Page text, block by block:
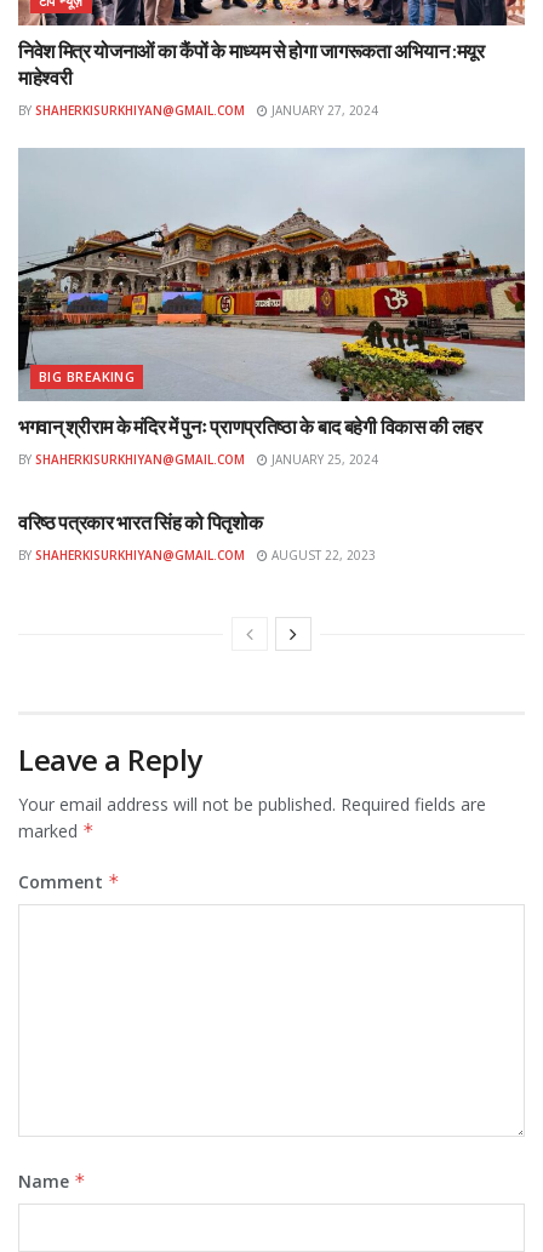
निवेश मित्र योजनाओं का कैंपों के माध्यम से होगा जागरूकता अभियान :मयूर
माहेश्वरी
BY SHAHERKISURKHIYAN@GMAIL.COM JANUARY 27, 2024
BIG BREAKING
भगवान् श्रीराम के मंदिर में पुनः प्राणप्रतिष्ठा के बाद बहेगी विकास की लहर
BY SHAHERKISURKHIYAN@GMAIL.COM JANUARY 25, 2024
वरिष्ठ पत्रकार भारत सिंह को पितृशोक
BY SHAHERKISURKHIYAN@GMAIL.COM AUGUST 22, 2023
Leave a Reply
Your email address will not be published. Required fields are
marked *
Comment *
Name *